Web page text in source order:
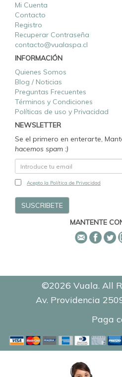
Mi Cuenta
Contacto
Registro
Recuperar Contraseña
contacto@vualaspa.cl
INFORMACIÓN
Quienes Somos
Blog / Noticias
Preguntas Frecuentes
Términos y Condiciones
Políticas de uso y Privacidad
NEWSLETTER
Se el primero en enterarte,
hacemos spam :)
Acepto la Política de Privacidad
MANTENTE
©2026 Vuala. All
Av. Providencia
Paga